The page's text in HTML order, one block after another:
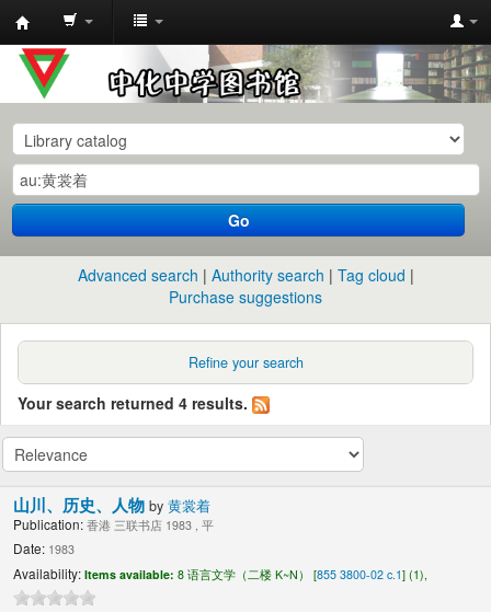
中
化
中
学
图
书
馆
目
Go
Advanced search Authority search
Tag cloud
Purchase suggestions
Refine your search
Your search returned 4 results.
山川、历史、人物by黄裳着
Publication: 香港 三联书店 1983 , 平
Date: 1983
Availability: Items available: 8 语言文学（二楼 K~N） [855 3800-02 c.1] (1),